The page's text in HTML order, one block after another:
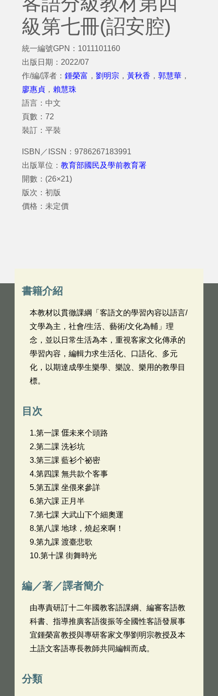
級第七冊(詔安腔)
統一編號GPN：1011101160
出版日期：2022/07
作/編/譯者： 鍾榮富 ， 劉明宗 ， 黃秋香 ， 郭慧華 ，
廖惠貞 ， 賴慧珠
語言：中文
頁數：72
裝訂：平裝
ISBN／ISSN：9786267183991
出版單位： 教育部國民及學前教育署
開數：(26×21)
版次：初版
價格：未定價
書籍介紹
本教材以貫徹課綱「客語文的學習內容以語言/
文學為主，社會/生活、藝術/文化為輔」理
念，並以日常生活為本，重視客家文化傳承的
學習內容，編輯力求生活化、口語化、多元
化，以期達成學生樂學、樂說、樂用的教學目
標。
目次
1.第一課 𠊎未來个頭路
2.第二課 洗衫坑
3.第三課 藍衫个祕密
4.第四課 無共款个客事
5.第五課 坐偎來參詳
6.第六課 正月半
7.第七課 大武山下个細奧運
8.第八課 地球，燒起來啊！
9.第九課 渡臺悲歌
10.第十課 街舞時光
編／著／譯者簡介
由專責研訂十二年國教客語課綱、編審客語教
科書、指導推廣客語復振等全國性客語發展事
宜鍾榮富教授與專研客家文學劉明宗教授及本
土語文客語專長教師共同編輯而成。
分類